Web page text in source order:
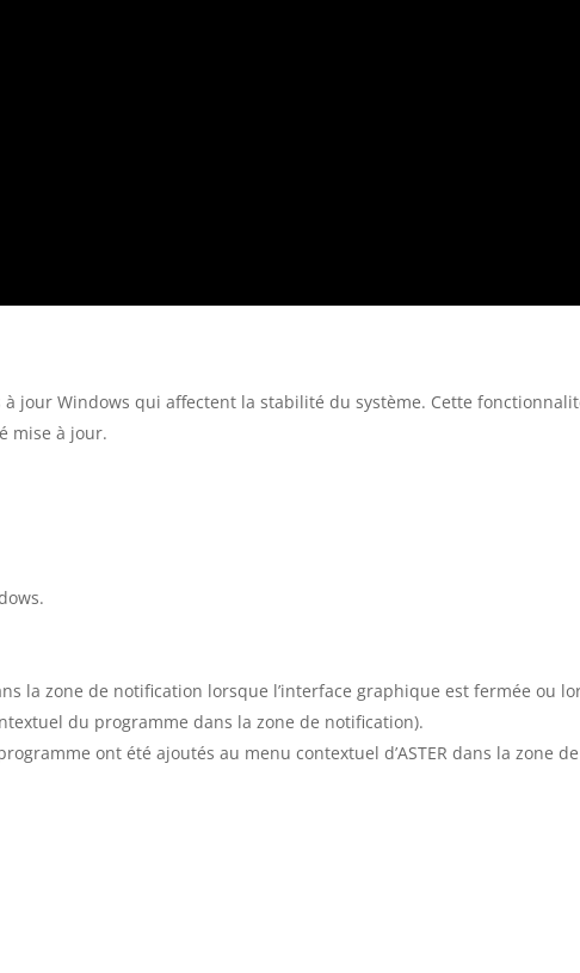
Windows qui affectent la stabilité du système. Cette
mise à jour.
la zone de notification lorsque l’interface graphique est fermée ou
du programme dans la zone de notification).
ont été ajoutés au menu contextuel d’ASTER dans la zone